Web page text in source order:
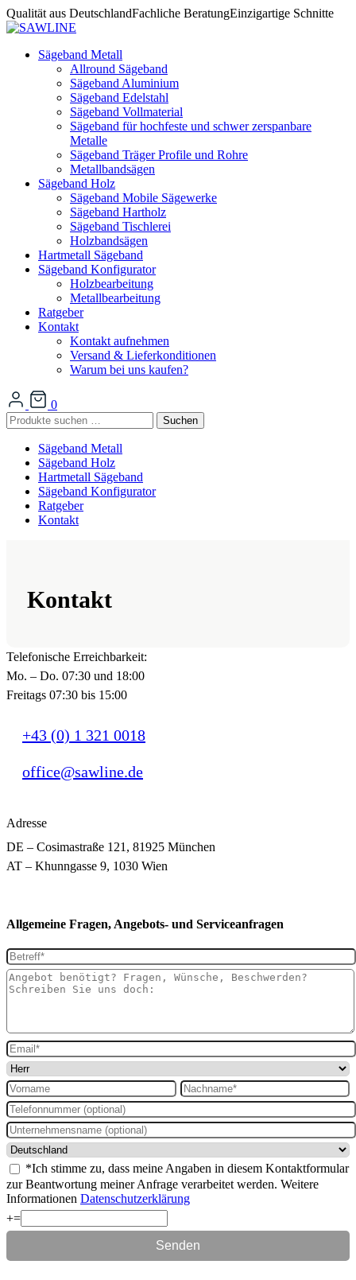
Qualität aus DeutschlandFachliche BeratungEinzigartige Schnitte
Sägeband Metall
Allround Sägeband
Sägeband Aluminium
Sägeband Edelstahl
Sägeband Vollmaterial
Sägeband für hochfeste und schwer zerspanbare
Metalle
Sägeband Träger Profile und Rohre
Metallbandsägen
Sägeband Holz
Sägeband Mobile Sägewerke
Sägeband Hartholz
Sägeband Tischlerei
Holzbandsägen
Hartmetall Sägeband
Sägeband Konfigurator
Holzbearbeitung
Metallbearbeitung
Ratgeber
Kontakt
Kontakt aufnehmen
Versand & Lieferkonditionen
Warum bei uns kaufen?
0
Suchen
nach:
Suchen
Sägeband Metall
Sägeband Holz
Hartmetall Sägeband
Sägeband Konfigurator
Ratgeber
Kontakt
Kontakt
Telefonische Erreichbarkeit:
Mo. – Do. 07:30 und 18:00
Freitags 07:30 bis 15:00
+43 (0) 1 321 0018
office@sawline.de
Adresse
DE – Cosimastraße 121, 81925 München
AT – Khunngasse 9, 1030 Wien
Allgemeine Fragen, Angebots- und Serviceanfragen
*Ich stimme zu, dass meine Angaben in diesem Kontaktformular
zur Beantwortung meiner Anfrage verarbeitet werden. Weitere
Informationen Datenschutzerklärung
+=